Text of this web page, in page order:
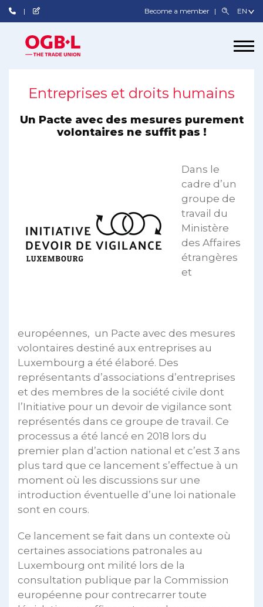
Become a member
Entreprises et droits humains
Un Pacte avec des mesures purement
volontaires ne suffit pas !
Dans le
cadre d’un
groupe de
travail du
Ministère
des Affaires
étrangères
et
européennes, un Pacte avec des mesures
volontaires destiné aux entreprises au
Luxembourg a été élaboré. Des
représentants d’associations d’entreprises
et des membres de la société civile dont
l’Initiative pour un devoir de vigilance sont
représentés dans ce groupe de travail. Ce
processus a été lancé en 2018 lors du
premier plan d’action national et c’est 3 ans
plus tard que ce lancement s’effectue à un
moment où les discussions sur une
introduction éventuelle d’une loi nationale
sont en cours.
Ce lancement se fait dans un contexte où
certaines associations patronales au
Luxembourg ont milité lors de la
consultation publique par la Commission
européenne pour contrecarrer toute